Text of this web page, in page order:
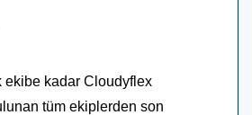
ekibe kadar Cloudyflex
tüm ekiplerden son